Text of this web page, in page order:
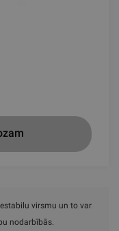
virsmu un to var
nodarbībās.